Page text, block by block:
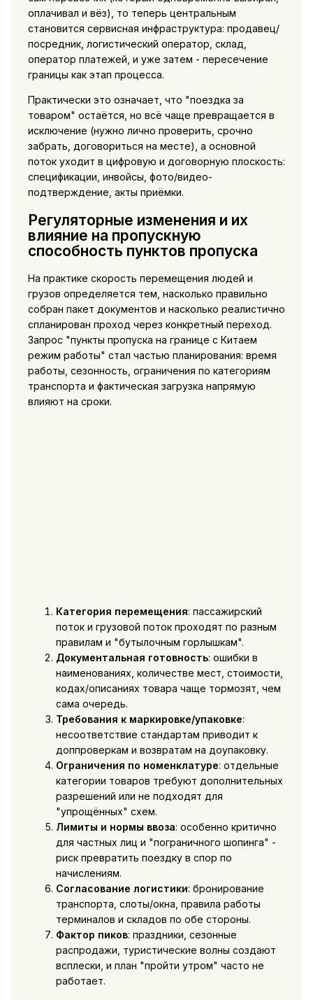
оплачивал и вёз), то теперь центральным
становится сервисная инфраструктура: продавец/
посредник, логистический оператор, склад,
оператор платежей, и уже затем - пересечение
границы как этап процесса.
Практически это означает, что "поездка за
товаром" остаётся, но всё чаще превращается в
исключение (нужно лично проверить, срочно
забрать, договориться на месте), а основной
поток уходит в цифровую и договорную плоскость:
спецификации, инвойсы, фото/видео-
подтверждение, акты приёмки.
Регуляторные изменения и их
влияние на пропускную
способность пунктов пропуска
На практике скорость перемещения людей и
грузов определяется тем, насколько правильно
собран пакет документов и насколько реалистично
спланирован проход через конкретный переход.
Запрос "пункты пропуска на границе с Китаем
режим работы" стал частью планирования: время
работы, сезонность, ограничения по категориям
транспорта и фактическая загрузка напрямую
влияют на сроки.
Категория перемещения: пассажирский
поток и грузовой поток проходят по разным
правилам и "бутылочным горлышкам".
Документальная готовность: ошибки в
наименованиях, количестве мест, стоимости,
кодах/описаниях товара чаще тормозят, чем
сама очередь.
Требования к маркировке/упаковке:
несоответствие стандартам приводит к
доппроверкам и возвратам на доупаковку.
Ограничения по номенклатуре: отдельные
категории товаров требуют дополнительных
разрешений или не подходят для
"упрощённых" схем.
Лимиты и нормы ввоза: особенно критично
для частных лиц и "пограничного шопинга" -
риск превратить поездку в спор по
начислениям.
Согласование логистики: бронирование
транспорта, слоты/окна, правила работы
терминалов и складов по обе стороны.
Фактор пиков: праздники, сезонные
распродажи, туристические волны создают
всплески, и план "пройти утром" часто не
работает.